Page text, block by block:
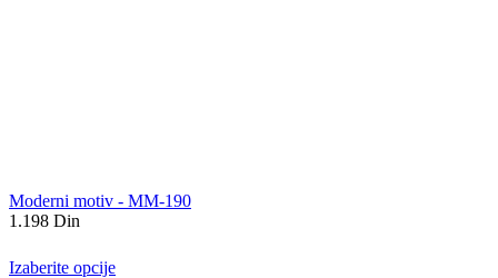
Moderni motiv - MM-190
1.198 Din
Izaberite opcije